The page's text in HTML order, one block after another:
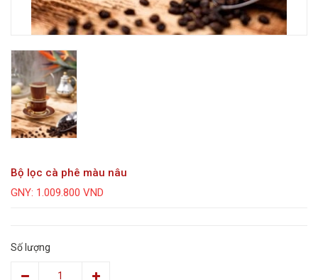
Bộ lọc cà phê màu nâu
GNY: 1.009.800 VND
Số lượng